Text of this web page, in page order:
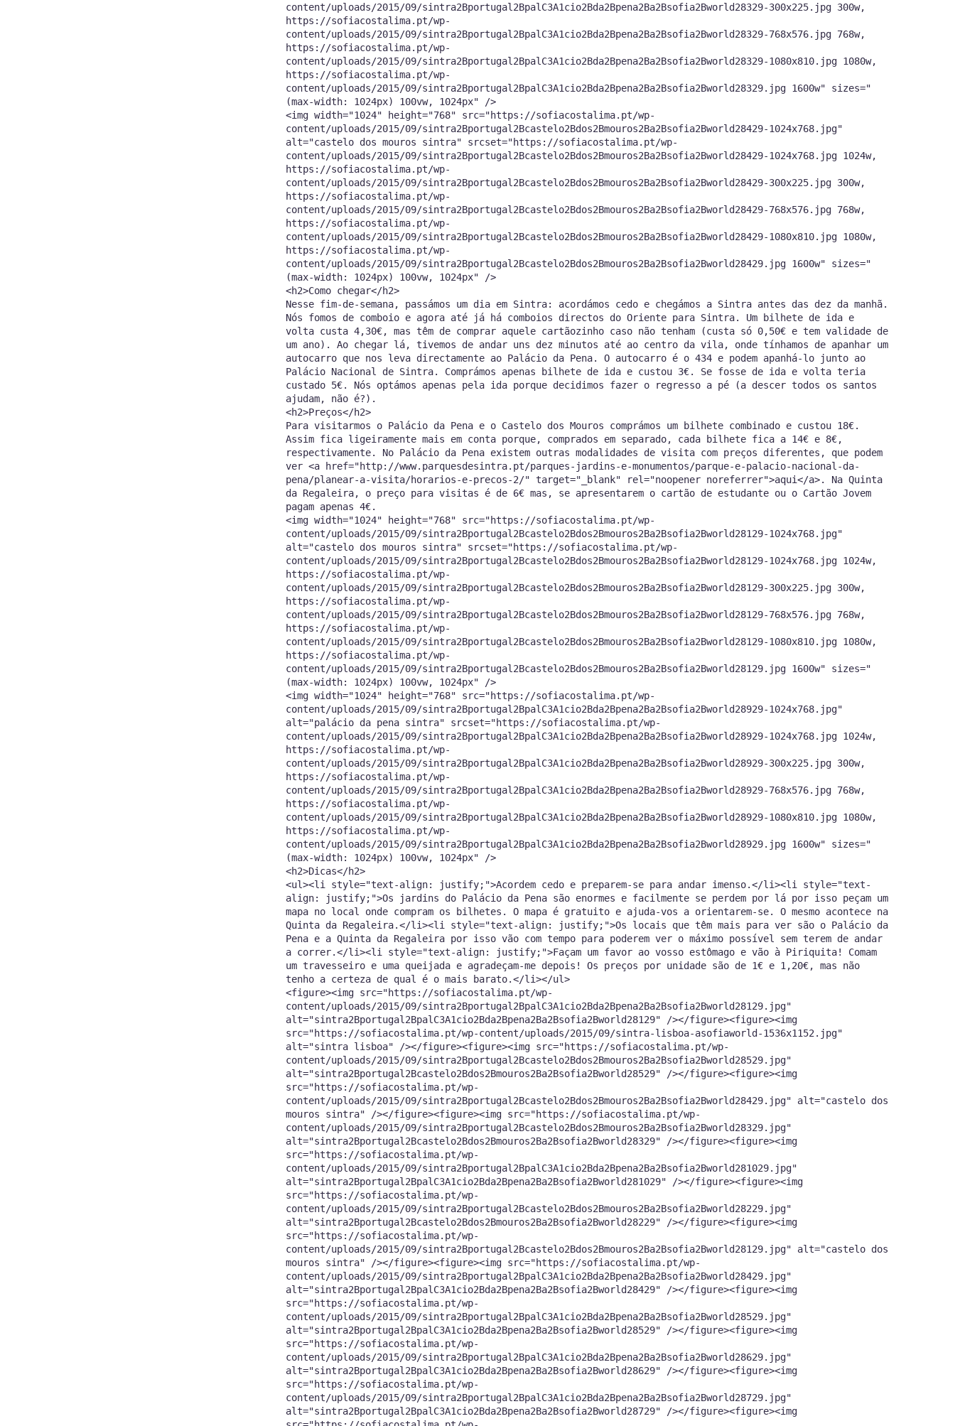
content/uploads/2015/09/sintra2Bportugal2BpalC3A1cio2Bda2Bpena2Ba2Bsofia2Bworld28329-300x225.jpg 300w,
https://sofiacostalima.pt/wp-
content/uploads/2015/09/sintra2Bportugal2BpalC3A1cio2Bda2Bpena2Ba2Bsofia2Bworld28329-768x576.jpg 768w,
https://sofiacostalima.pt/wp-
content/uploads/2015/09/sintra2Bportugal2BpalC3A1cio2Bda2Bpena2Ba2Bsofia2Bworld28329-1080x810.jpg 1080w,
https://sofiacostalima.pt/wp-
content/uploads/2015/09/sintra2Bportugal2BpalC3A1cio2Bda2Bpena2Ba2Bsofia2Bworld28329.jpg 1600w" sizes="
(max-width: 1024px) 100vw, 1024px" />
<img width="1024" height="768" src="https://sofiacostalima.pt/wp-
content/uploads/2015/09/sintra2Bportugal2Bcastelo2Bdos2Bmouros2Ba2Bsofia2Bworld28429-1024x768.jpg"
alt="castelo dos mouros sintra" srcset="https://sofiacostalima.pt/wp-
content/uploads/2015/09/sintra2Bportugal2Bcastelo2Bdos2Bmouros2Ba2Bsofia2Bworld28429-1024x768.jpg 1024w,
https://sofiacostalima.pt/wp-
content/uploads/2015/09/sintra2Bportugal2Bcastelo2Bdos2Bmouros2Ba2Bsofia2Bworld28429-300x225.jpg 300w,
https://sofiacostalima.pt/wp-
content/uploads/2015/09/sintra2Bportugal2Bcastelo2Bdos2Bmouros2Ba2Bsofia2Bworld28429-768x576.jpg 768w,
https://sofiacostalima.pt/wp-
content/uploads/2015/09/sintra2Bportugal2Bcastelo2Bdos2Bmouros2Ba2Bsofia2Bworld28429-1080x810.jpg 1080w,
https://sofiacostalima.pt/wp-
content/uploads/2015/09/sintra2Bportugal2Bcastelo2Bdos2Bmouros2Ba2Bsofia2Bworld28429.jpg 1600w" sizes="
(max-width: 1024px) 100vw, 1024px" />
<h2>Como chegar</h2>
Nesse fim-de-semana, passámos um dia em Sintra: acordámos cedo e chegámos a Sintra antes das dez da manhã.
Nós fomos de comboio e agora até já há comboios directos do Oriente para Sintra. Um bilhete de ida e
volta custa 4,30€, mas têm de comprar aquele cartãozinho caso não tenham (custa só 0,50€ e tem validade de
um ano). Ao chegar lá, tivemos de andar uns dez minutos até ao centro da vila, onde tínhamos de apanhar um
autocarro que nos leva directamente ao Palácio da Pena. O autocarro é o 434 e podem apanhá-lo junto ao
Palácio Nacional de Sintra. Comprámos apenas bilhete de ida e custou 3€. Se fosse de ida e volta teria
custado 5€. Nós optámos apenas pela ida porque decidimos fazer o regresso a pé (a descer todos os santos
ajudam, não é?).
<h2>Preços</h2>
Para visitarmos o Palácio da Pena e o Castelo dos Mouros comprámos um bilhete combinado e custou 18€.
Assim fica ligeiramente mais em conta porque, comprados em separado, cada bilhete fica a 14€ e 8€,
respectivamente. No Palácio da Pena existem outras modalidades de visita com preços diferentes, que podem
ver <a href="http://www.parquesdesintra.pt/parques-jardins-e-monumentos/parque-e-palacio-nacional-da-
pena/planear-a-visita/horarios-e-precos-2/" target="_blank" rel="noopener noreferrer">aqui</a>. Na Quinta
da Regaleira, o preço para visitas é de 6€ mas, se apresentarem o cartão de estudante ou o Cartão Jovem
pagam apenas 4€.
<img width="1024" height="768" src="https://sofiacostalima.pt/wp-
content/uploads/2015/09/sintra2Bportugal2Bcastelo2Bdos2Bmouros2Ba2Bsofia2Bworld28129-1024x768.jpg"
alt="castelo dos mouros sintra" srcset="https://sofiacostalima.pt/wp-
content/uploads/2015/09/sintra2Bportugal2Bcastelo2Bdos2Bmouros2Ba2Bsofia2Bworld28129-1024x768.jpg 1024w,
https://sofiacostalima.pt/wp-
content/uploads/2015/09/sintra2Bportugal2Bcastelo2Bdos2Bmouros2Ba2Bsofia2Bworld28129-300x225.jpg 300w,
https://sofiacostalima.pt/wp-
content/uploads/2015/09/sintra2Bportugal2Bcastelo2Bdos2Bmouros2Ba2Bsofia2Bworld28129-768x576.jpg 768w,
https://sofiacostalima.pt/wp-
content/uploads/2015/09/sintra2Bportugal2Bcastelo2Bdos2Bmouros2Ba2Bsofia2Bworld28129-1080x810.jpg 1080w,
https://sofiacostalima.pt/wp-
content/uploads/2015/09/sintra2Bportugal2Bcastelo2Bdos2Bmouros2Ba2Bsofia2Bworld28129.jpg 1600w" sizes="
(max-width: 1024px) 100vw, 1024px" />
<img width="1024" height="768" src="https://sofiacostalima.pt/wp-
content/uploads/2015/09/sintra2Bportugal2BpalC3A1cio2Bda2Bpena2Ba2Bsofia2Bworld28929-1024x768.jpg"
alt="palácio da pena sintra" srcset="https://sofiacostalima.pt/wp-
content/uploads/2015/09/sintra2Bportugal2BpalC3A1cio2Bda2Bpena2Ba2Bsofia2Bworld28929-1024x768.jpg 1024w,
https://sofiacostalima.pt/wp-
content/uploads/2015/09/sintra2Bportugal2BpalC3A1cio2Bda2Bpena2Ba2Bsofia2Bworld28929-300x225.jpg 300w,
https://sofiacostalima.pt/wp-
content/uploads/2015/09/sintra2Bportugal2BpalC3A1cio2Bda2Bpena2Ba2Bsofia2Bworld28929-768x576.jpg 768w,
https://sofiacostalima.pt/wp-
content/uploads/2015/09/sintra2Bportugal2BpalC3A1cio2Bda2Bpena2Ba2Bsofia2Bworld28929-1080x810.jpg 1080w,
https://sofiacostalima.pt/wp-
content/uploads/2015/09/sintra2Bportugal2BpalC3A1cio2Bda2Bpena2Ba2Bsofia2Bworld28929.jpg 1600w" sizes="
(max-width: 1024px) 100vw, 1024px" />
<h2>Dicas</h2>
<ul><li style="text-align: justify;">Acordem cedo e preparem-se para andar imenso.</li><li style="text-
align: justify;">Os jardins do Palácio da Pena são enormes e facilmente se perdem por lá por isso peçam um
mapa no local onde compram os bilhetes. O mapa é gratuito e ajuda-vos a orientarem-se. O mesmo acontece na
Quinta da Regaleira.</li><li style="text-align: justify;">Os locais que têm mais para ver são o Palácio da
Pena e a Quinta da Regaleira por isso vão com tempo para poderem ver o máximo possível sem terem de andar
a correr.</li><li style="text-align: justify;">Façam um favor ao vosso estômago e vão à Piriquita! Comam
um travesseiro e uma queijada e agradeçam-me depois! Os preços por unidade são de 1€ e 1,20€, mas não
tenho a certeza de qual é o mais barato.</li></ul>
<figure><img src="https://sofiacostalima.pt/wp-
content/uploads/2015/09/sintra2Bportugal2BpalC3A1cio2Bda2Bpena2Ba2Bsofia2Bworld28129.jpg"
alt="sintra2Bportugal2BpalC3A1cio2Bda2Bpena2Ba2Bsofia2Bworld28129" /></figure><figure><img
src="https://sofiacostalima.pt/wp-content/uploads/2015/09/sintra-lisboa-asofiaworld-1536x1152.jpg"
alt="sintra lisboa" /></figure><figure><img src="https://sofiacostalima.pt/wp-
content/uploads/2015/09/sintra2Bportugal2Bcastelo2Bdos2Bmouros2Ba2Bsofia2Bworld28529.jpg"
alt="sintra2Bportugal2Bcastelo2Bdos2Bmouros2Ba2Bsofia2Bworld28529" /></figure><figure><img
src="https://sofiacostalima.pt/wp-
content/uploads/2015/09/sintra2Bportugal2Bcastelo2Bdos2Bmouros2Ba2Bsofia2Bworld28429.jpg" alt="castelo dos
mouros sintra" /></figure><figure><img src="https://sofiacostalima.pt/wp-
content/uploads/2015/09/sintra2Bportugal2Bcastelo2Bdos2Bmouros2Ba2Bsofia2Bworld28329.jpg"
alt="sintra2Bportugal2Bcastelo2Bdos2Bmouros2Ba2Bsofia2Bworld28329" /></figure><figure><img
src="https://sofiacostalima.pt/wp-
content/uploads/2015/09/sintra2Bportugal2BpalC3A1cio2Bda2Bpena2Ba2Bsofia2Bworld281029.jpg"
alt="sintra2Bportugal2BpalC3A1cio2Bda2Bpena2Ba2Bsofia2Bworld281029" /></figure><figure><img
src="https://sofiacostalima.pt/wp-
content/uploads/2015/09/sintra2Bportugal2Bcastelo2Bdos2Bmouros2Ba2Bsofia2Bworld28229.jpg"
alt="sintra2Bportugal2Bcastelo2Bdos2Bmouros2Ba2Bsofia2Bworld28229" /></figure><figure><img
src="https://sofiacostalima.pt/wp-
content/uploads/2015/09/sintra2Bportugal2Bcastelo2Bdos2Bmouros2Ba2Bsofia2Bworld28129.jpg" alt="castelo dos
mouros sintra" /></figure><figure><img src="https://sofiacostalima.pt/wp-
content/uploads/2015/09/sintra2Bportugal2BpalC3A1cio2Bda2Bpena2Ba2Bsofia2Bworld28429.jpg"
alt="sintra2Bportugal2BpalC3A1cio2Bda2Bpena2Ba2Bsofia2Bworld28429" /></figure><figure><img
src="https://sofiacostalima.pt/wp-
content/uploads/2015/09/sintra2Bportugal2BpalC3A1cio2Bda2Bpena2Ba2Bsofia2Bworld28529.jpg"
alt="sintra2Bportugal2BpalC3A1cio2Bda2Bpena2Ba2Bsofia2Bworld28529" /></figure><figure><img
src="https://sofiacostalima.pt/wp-
content/uploads/2015/09/sintra2Bportugal2BpalC3A1cio2Bda2Bpena2Ba2Bsofia2Bworld28629.jpg"
alt="sintra2Bportugal2BpalC3A1cio2Bda2Bpena2Ba2Bsofia2Bworld28629" /></figure><figure><img
src="https://sofiacostalima.pt/wp-
content/uploads/2015/09/sintra2Bportugal2BpalC3A1cio2Bda2Bpena2Ba2Bsofia2Bworld28729.jpg"
alt="sintra2Bportugal2BpalC3A1cio2Bda2Bpena2Ba2Bsofia2Bworld28729" /></figure><figure><img